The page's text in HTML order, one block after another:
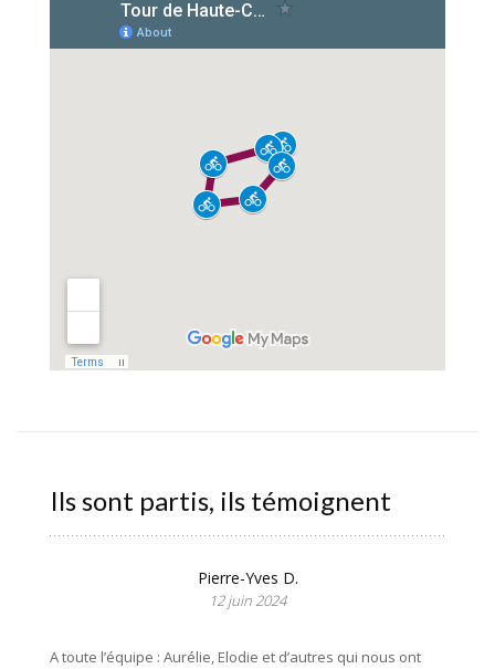
Ils sont partis, ils témoignent
Pierre-Yves D.
12 juin 2024
A toute l’équipe : Aurélie, Elodie et d’autres qui nous ont